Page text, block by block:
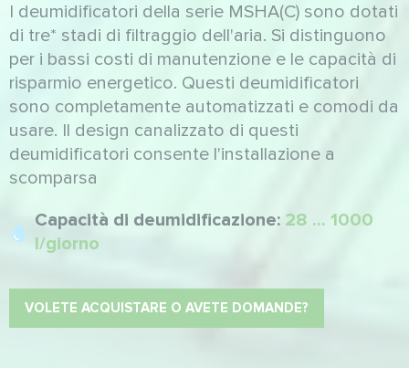
I deumidificatori della serie MSHA(C) sono dotati
di tre* stadi di filtraggio dell'aria. Si distinguono
per i bassi costi di manutenzione e le capacità di
risparmio energetico. Questi deumidificatori
sono completamente automatizzati e comodi da
usare. Il design canalizzato di questi
deumidificatori consente l'installazione a
scomparsa
Capacità di deumidificazione: 28 ... 1000
l/giorno
VOLETE ACQUISTARE O AVETE DOMANDE?